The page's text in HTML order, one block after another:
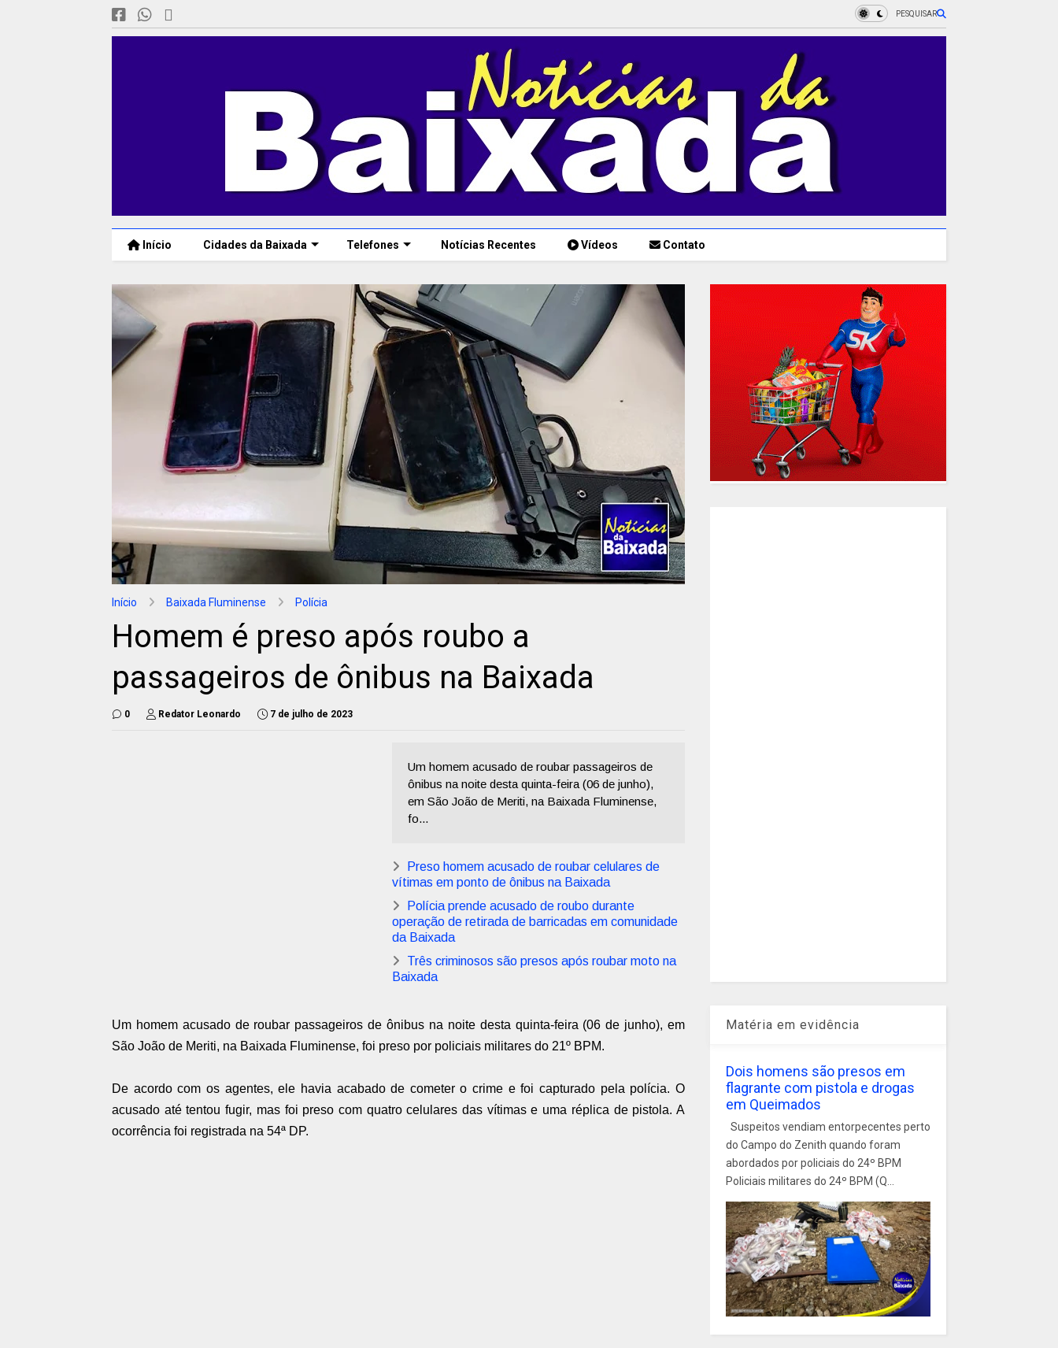
PESQUISAR
Início Cidades da Baixada Telefones Notícias Recentes Vídeos Contato
Início Baixada Fluminense Polícia
Homem é preso após roubo a
passageiros de ônibus na Baixada
0 Redator Leonardo 7 de julho de 2023
Um homem acusado de roubar passageiros de
ônibus na noite desta quinta-feira (06 de junho),
em São João de Meriti, na Baixada Fluminense,
fo...
Preso homem acusado de roubar celulares de
vítimas em ponto de ônibus na Baixada
Polícia prende acusado de roubo durante
operação de retirada de barricadas em comunidade
da Baixada
Três criminosos são presos após roubar moto na
Baixada
Um homem acusado de roubar passageiros de ônibus na noite desta quinta-feira (06 de junho), em
São João de Meriti, na Baixada Fluminense, foi preso por policiais militares do 21º BPM.
De acordo com os agentes, ele havia acabado de cometer o crime e foi capturado pela polícia. O
acusado até tentou fugir, mas foi preso com quatro celulares das vítimas e uma réplica de pistola. A
ocorrência foi registrada na 54ª DP.
Matéria em evidência
Dois homens são presos em
flagrante com pistola e drogas
em Queimados
Suspeitos vendiam entorpecentes perto
do Campo do Zenith quando foram
abordados por policiais do 24º BPM
Policiais militares do 24º BPM (Q...